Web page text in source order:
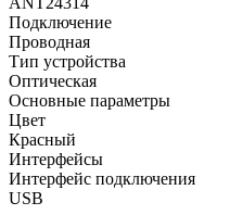
Подключение
Проводная
Тип устройства
Оптическая
Основные параметры
Цвет
Красный
Интерфейсы
Интерфейс подключения
USB